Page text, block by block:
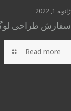
ژانویه 1, 2022
سفارش طراحی
Read more